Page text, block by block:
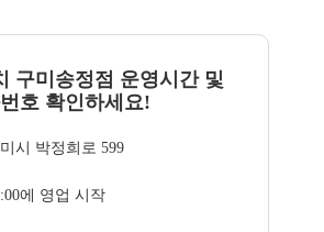
구미송정점 운영시간 및
호 확인하세요!
시 박정희로 599
에 영업 시작